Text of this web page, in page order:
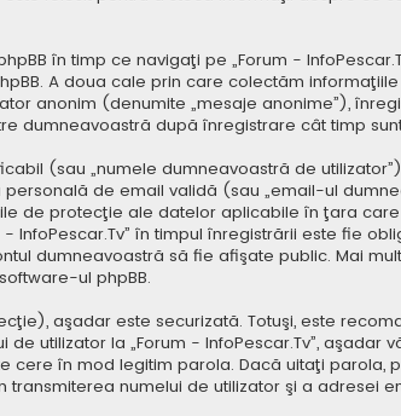
în timp ce navigaţi pe „Forum -
A doua cale prin care colectăm
anonim (denumite „mesaje anonime”),
dumneavoastră după înregistrare cât timp
(sau „numele dumneavoastră de
de email validă (sau „email-ul
de protecţie ale datelor aplicabile în ţara
în timpul înregistrării este fie
dumneavoastră să fie afişate public. Mai
ul phpBB.
aşadar este securizată. Totuşi, este
utilizator la „Forum - InfoPescar.Tv”, aşadar
cere în mod legitim parola. Dacă uitaţi
numelui de utilizator şi a adresei